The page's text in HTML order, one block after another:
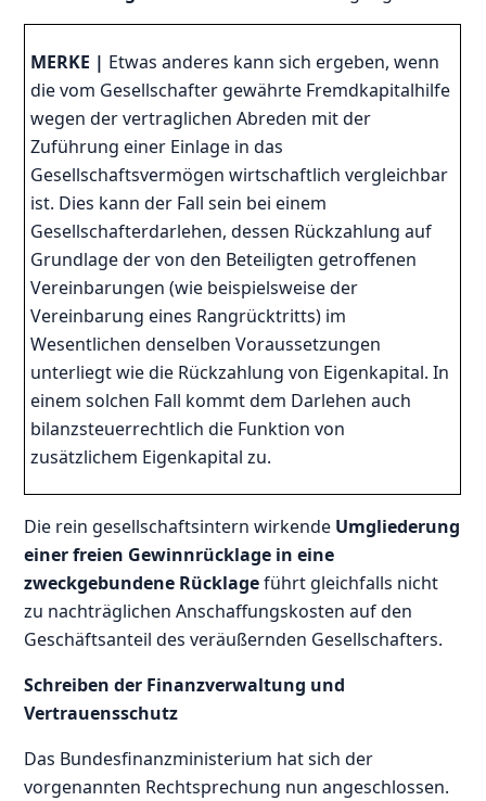
MERKE | Etwas anderes kann sich ergeben, wenn
die vom Gesellschafter gewährte Fremdkapitalhilfe
wegen der vertraglichen Abreden mit der
Zuführung einer Einlage in das
Gesellschaftsvermögen wirtschaftlich vergleichbar
ist. Dies kann der Fall sein bei einem
Gesellschafterdarlehen, dessen Rückzahlung auf
Grundlage der von den Beteiligten getroffenen
Vereinbarungen (wie beispielsweise der
Vereinbarung eines Rangrücktritts) im
Wesentlichen denselben Voraussetzungen
unterliegt wie die Rückzahlung von Eigenkapital. In
einem solchen Fall kommt dem Darlehen auch
bilanzsteuerrechtlich die Funktion von
zusätzlichem Eigenkapital zu.
Die rein gesellschaftsintern wirkende Umgliederung
einer freien Gewinnrücklage in eine
zweckgebundene Rücklageführt gleichfalls nicht
zu nachträglichen Anschaffungskosten auf den
Geschäftsanteil des veräußernden Gesellschafters.
Schreiben der Finanzverwaltung und
Vertrauensschutz
Das Bundesfinanzministerium hat sich der
vorgenannten Rechtsprechung nun angeschlossen.